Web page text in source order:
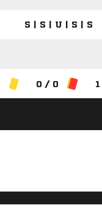
S | S | U | S | S
0 / 0